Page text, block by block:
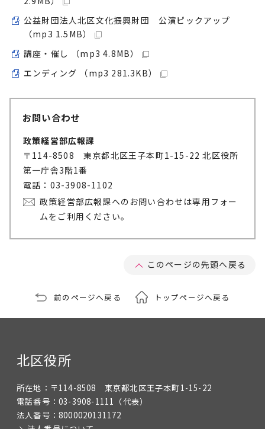
公益財団法人北区文化振興財団 公演ピックアップ
（mp3 1.5MB）
講座・催し （mp3 4.8MB）
エンディング （mp3 281.3KB）
お問い合わせ
政策経営部広報課
〒114-8508 東京都北区王子本町1-15-22 北区役所
第一庁舎3階1番
電話：03-3908-1102
政策経営部広報課へのお問い合わせは専用フォー
ムをご利用ください。
このページの先頭へ戻る
前のページへ戻る トップページへ戻る
北区役所
所在地： 〒114-8508 東京都北区王子本町1-15-22
電話番号： 03-3908-1111 （代表）
法人番号： 8000020131172